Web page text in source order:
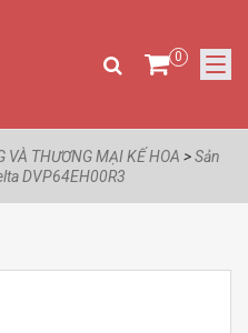
0
VÀ THƯƠNG MẠI KẾ HOA >Sản
DVP64EH00R3